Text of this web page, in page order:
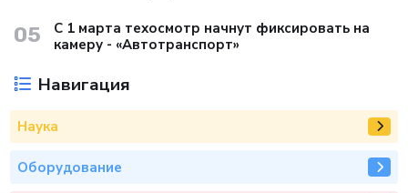
05
С 1 марта техосмотр начнут фиксировать на
камеру - «Автотранспорт»
Навигация
Наука
Оборудование